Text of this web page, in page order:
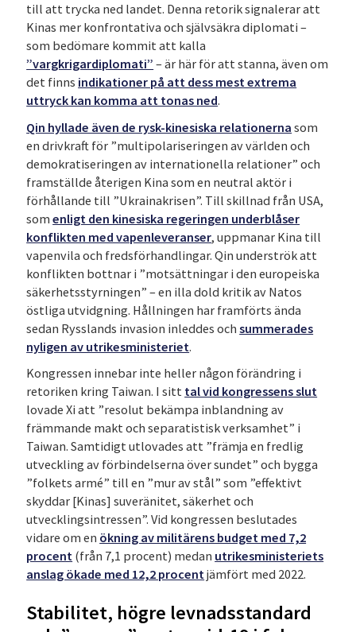
till att trycka ned landet. Denna retorik signalerar att
Kinas mer konfrontativa och självsäkra diplomati –
som bedömare kommit att kalla
”vargkrigardiplomati” – är här för att stanna, även om
det finns indikationer på att dess mest extrema
uttryck kan komma att tonas ned.
Qin hyllade även de rysk-kinesiska relationerna som
en drivkraft för ”multipolariseringen av världen och
demokratiseringen av internationella relationer” och
framställde återigen Kina som en neutral aktör i
förhållande till ”Ukrainakrisen”. Till skillnad från USA,
somenligt den kinesiska regeringen underblåser
konflikten med vapenleveranser, uppmanar Kina till
vapenvila och fredsförhandlingar. Qin underströk att
konflikten bottnar i ”motsättningar i den europeiska
säkerhetsstyrningen” – en illa dold kritik av Natos
östliga utvidgning. Hållningen har framförts ända
sedan Rysslands invasion inleddes ochsummerades
nyligen av utrikesministeriet.
Kongressen innebar inte heller någon förändring i
retoriken kring Taiwan. I sitt tal vid kongressens slut
lovade Xi att ”resolut bekämpa inblandning av
främmande makt och separatistisk verksamhet” i
Taiwan. Samtidigt utlovades att ”främja en fredlig
utveckling av förbindelserna över sundet” och bygga
”folkets armé” till en ”mur av stål” som ”effektivt
skyddar [Kinas] suveränitet, säkerhet och
utvecklingsintressen”. Vid kongressen beslutades
vidare om en ökning av militärens budget med 7,2
procent (från 7,1 procent) medan utrikesministeriets
anslag ökade med 12,2 procentjämfört med 2022.
Stabilitet, högre levnadsstandard